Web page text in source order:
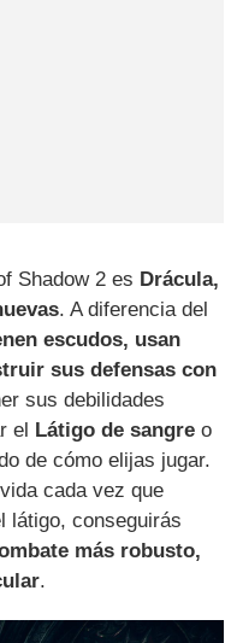
Shadow 2 es Drácula,
. A diferencia del
escudos, usan
sus defensas con
sus debilidades
el Látigo de sangre o
de cómo elijas jugar.
cada vez que
látigo, conseguirás
más robusto,
.